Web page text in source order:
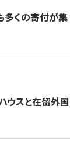
多くの寄付が集
ウスと在留外国